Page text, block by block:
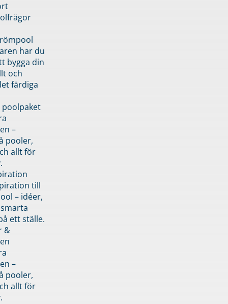
har du
bygga din
och
färdiga
–
pooler,
allt för
till
– idéer,
ett ställe.
&
–
pooler,
allt för